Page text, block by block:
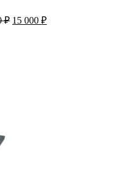
₽ 15 000₽